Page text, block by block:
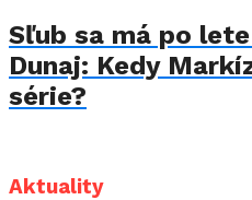
Sľub sa má po
Dunaj: Kedy
série?
Aktuality